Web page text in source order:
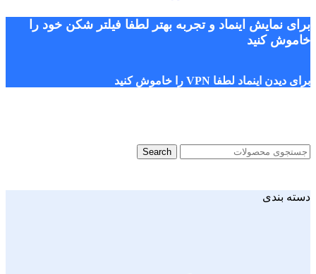
برای نمایش اینماد و تجربه بهتر لطفا فیلتر شکن خود را
خاموش کنید
برای دیدن اینماد لطفا VPN را خاموش کنید
Search
دسته بندی